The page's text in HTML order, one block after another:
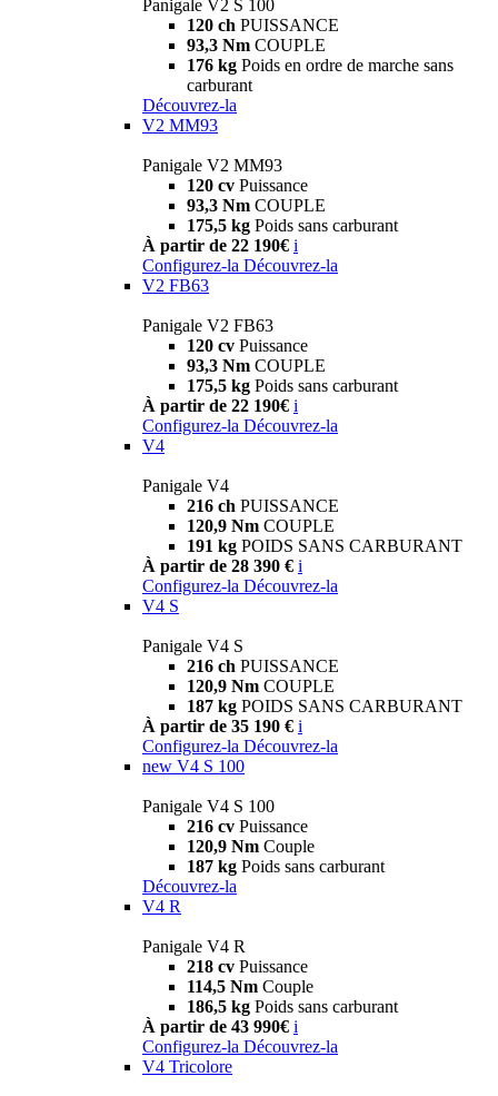
Panigale V2 S 100
120 ch PUISSANCE
93,3 Nm COUPLE
176 kg Poids en ordre de marche sans
carburant
Découvrez-la
V2 MM93
Panigale V2 MM93
120 cv Puissance
93,3 Nm COUPLE
175,5 kg Poids sans carburant
À partir de 22 190€ i
Configurez-la Découvrez-la
V2 FB63
Panigale V2 FB63
120 cv Puissance
93,3 Nm COUPLE
175,5 kg Poids sans carburant
À partir de 22 190€ i
Configurez-la Découvrez-la
V4
Panigale V4
216 ch PUISSANCE
120,9 Nm COUPLE
191 kg POIDS SANS CARBURANT
À partir de 28 390 € i
Configurez-la Découvrez-la
V4 S
Panigale V4 S
216 ch PUISSANCE
120,9 Nm COUPLE
187 kg POIDS SANS CARBURANT
À partir de 35 190 € i
Configurez-la Découvrez-la
new V4 S 100
Panigale V4 S 100
216 cv Puissance
120,9 Nm Couple
187 kg Poids sans carburant
Découvrez-la
V4 R
Panigale V4 R
218 cv Puissance
114,5 Nm Couple
186,5 kg Poids sans carburant
À partir de 43 990€ i
Configurez-la Découvrez-la
V4 Tricolore